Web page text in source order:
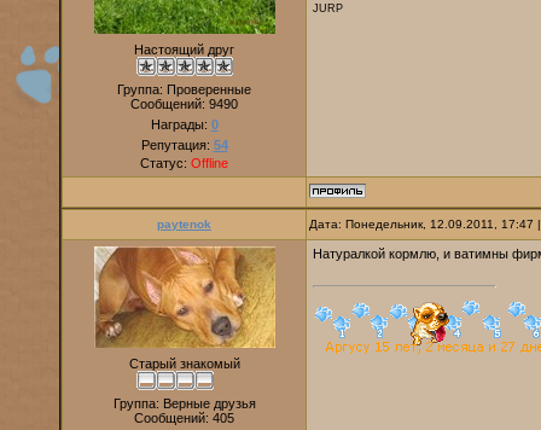
Настоящий друг
Группа: Проверенные
Сообщений: 9490
Награды: 0
Репутация: 54
Статус: Offline
JURP
paytenok Дата: Понедельник, 12.09.2011,
Старый знакомый
Группа: Верные друзья
Сообщений: 405
Натуралкой кормлю, и ватимны